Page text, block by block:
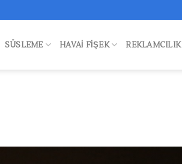
SÜSLEME HAVAI FIŞEK REKLAMCILIK